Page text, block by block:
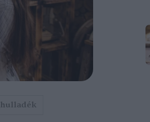
hulladék